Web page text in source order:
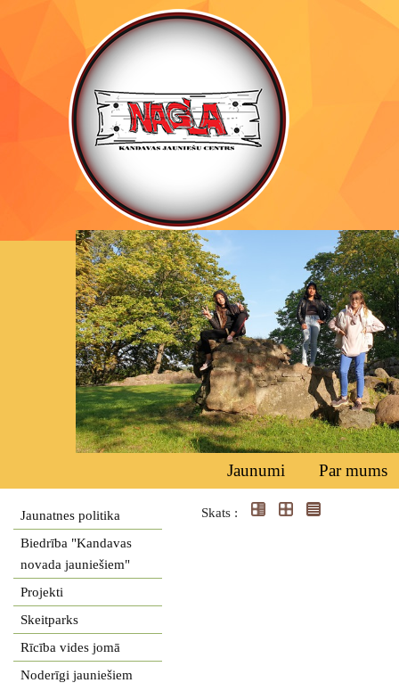
Jaunumi Par mums
Jaunatnes politika
Biedrība "Kandavas
novada jauniešiem"
Projekti
Skeitparks
Rīcība vides jomā
Noderīgi jauniešiem
Skats :